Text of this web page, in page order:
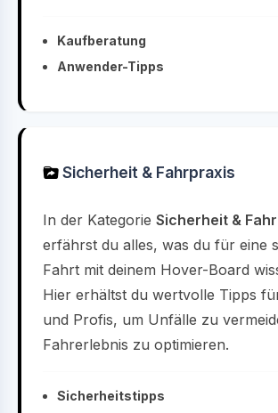
Kaufberatung
Anwender-Tipps
Sicherheit & Fahrpraxis
In der Kategorie Sicherheit &
erfährst du alles, was du für eine
Fahrt mit deinem Hover-Board
Hier erhältst du wertvolle Tipps
und Profis, um Unfälle zu
Fahrerlebnis zu optimieren.
Sicherheitstipps